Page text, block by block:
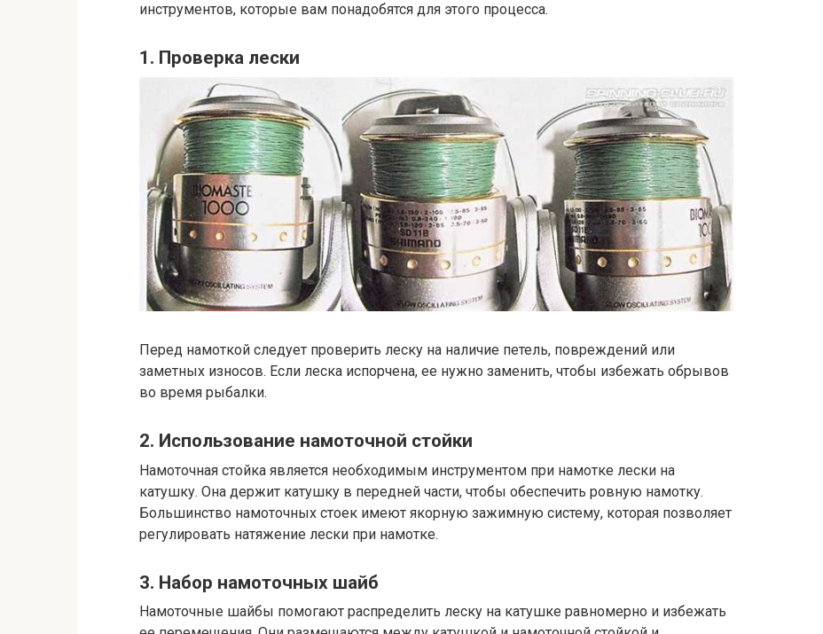
инструментов, которые вам понадобятся для этого процесса.
1. Проверка лески
Перед намоткой следует проверить леску на наличие петель, повреждений или
заметных износов. Если леска испорчена, ее нужно заменить, чтобы избежать обрывов
во время рыбалки.
2. Использование намоточной стойки
Намоточная стойка является необходимым инструментом при намотке лески на
катушку. Она держит катушку в передней части, чтобы обеспечить ровную намотку.
Большинство намоточных стоек имеют якорную зажимную систему, которая позволяет
регулировать натяжение лески при намотке.
3. Набор намоточных шайб
Намоточные шайбы помогают распределить леску на катушке равномерно и избежать